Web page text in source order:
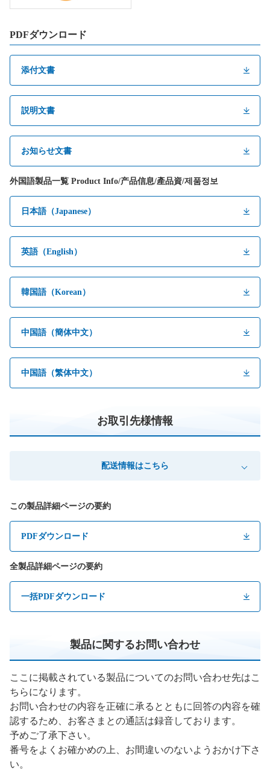
PDFダウンロード
添付文書
説明文書
お知らせ文書
外国語製品一覧 Product Info/产品信息/產品資/제품정보
日本語（Japanese）
英語（English）
韓国語（Korean）
中国語（簡体中文）
中国語（繁体中文）
お取引先様情報
配送情報はこちら
この製品詳細ページの要約
PDFダウンロード
全製品詳細ページの要約
一括PDFダウンロード
製品に関するお問い合わせ
ここに掲載されている製品についてのお問い合わせ先はこ
ちらになります。
お問い合わせの内容を正確に承るとともに回答の内容を確
認するため、お客さまとの通話は録音しております。
予めご了承下さい。
番号をよくお確かめの上、お間違いのないようおかけ下さ
い。